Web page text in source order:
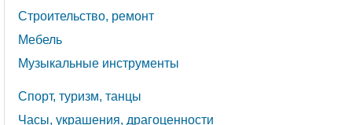
Строительство, ремонт
Мебель
Музыкальные инструменты
Cпорт, туризм, танцы
Часы, украшения, драгоценности